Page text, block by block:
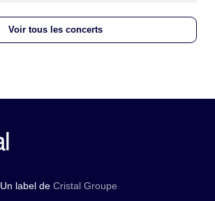
Voir tous les concerts
Un label de Cristal Groupe